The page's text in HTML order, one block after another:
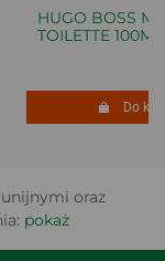
HUGO BOSS
TOILETTE 100ML
Do
oraz
pokaż